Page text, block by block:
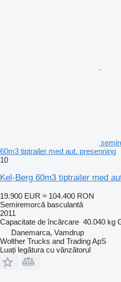
60m3 tiptrailer med aut. presenning
10
Kel-Berg 60m3 tiptrailer med
19.900 EUR ≈ 104.400 RON
Semiremorcă basculantă
2011
Capacitate de încărcare 40.040 kg
Danemarca, Vamdrup
Wolther Trucks and Trading ApS
Luați legătura cu vânzătorul